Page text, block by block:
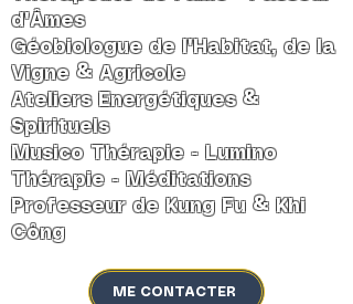
d'Âmes
Géobiologue de l'Habitat, de la
Vigne & Agricole
Ateliers Energétiques &
Spirituels
Musico Thérapie - Lumino
Thérapie - Méditations
Professeur de Kung Fu & Khi
Công
ME CONTACTER